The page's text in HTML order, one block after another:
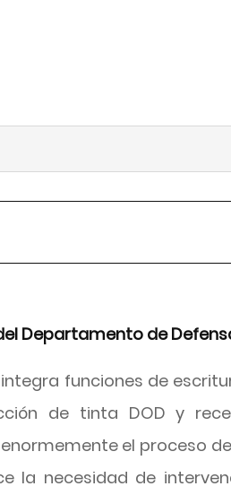
Departamento de
funciones de
de tinta DOD y
el proceso
la necesidad de